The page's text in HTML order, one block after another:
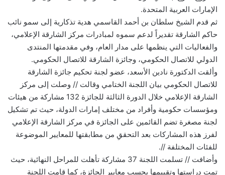
الإمارات العربية المتحدة.
ثم قدم الشيخ سلطان بن أحمد القاسمي هدية تذكارية إلى سمو نائب
حاكم الشارقة تقديراً لدعم سموه لمبادرات مركز الشارقة الإعلامي،
والفعاليات التي ينظمها على مدار العام، وفي مقدمتها المنتدى
الدولي للاتصال الحكومي، وجائزة الشارقة للاتصال الحكومي.
وألقت الدكتورة نادين الأسعد، عضو لجنة تحكيم جائزة الشارقة
للاتصال الحكومي بيان اللجنة الختامي وقالت // وصلت إلى مركز
الشارقة الإعلامي خلال الدورة الثالثة للجائزة 132 مشاركة من هيئات
ومؤسسات حكومية وأفراد من مختلف إمارات الدولة، حيث تم تشكيل
لجنة مصغرة تضم القائمين على الجائزة في مركز الشارقة الإعلامي
لفرز هذه المشاركات بعد التحققِ من مطابقتها للمعايير الموضوعة
للفئات المختلفة //.
وأضافت // تسلمت اللجنة 37 مشاركة تأهلت للمراحل النهائية، حيث
تمت دراستها وتقييمها بحسب معايير الجائزة، كما قامت اللجنة